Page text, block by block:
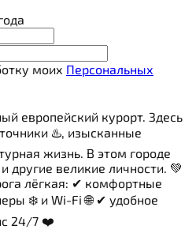
моих Персональных
европейский курорт. Здесь
♨️, изысканные
жизнь. В этом городе
другие великие личности. 💚
лёгкая: ✔ комфортные
❄️ и Wi-Fi 🌐 ✔ удобное
24/7 ❤️